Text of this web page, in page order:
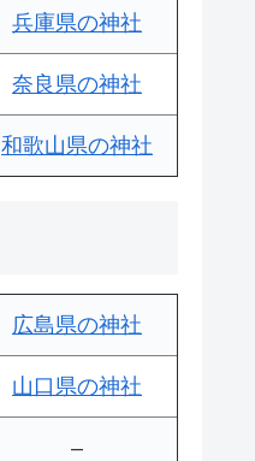
兵庫県の神社
奈良県の神社
和歌山県の神社
広島県の神社
山口県の神社
–